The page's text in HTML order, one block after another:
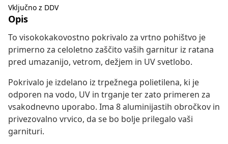
Vključno z DDV
Opis
To visokokakovostno pokrivalo za vrtno pohištvo je
primerno za celoletno zaščito vaših garnitur iz ratana
pred umazanijo, vetrom, dežjem in UV svetlobo.
Pokrivalo je izdelano iz trpežnega polietilena, ki je
odporen na vodo, UV in trganje ter zato primeren za
vsakodnevno uporabo. Ima 8 aluminijastih obročkov in
privezovalno vrvico, da se bo bolje prilegalo vaši
garnituri.